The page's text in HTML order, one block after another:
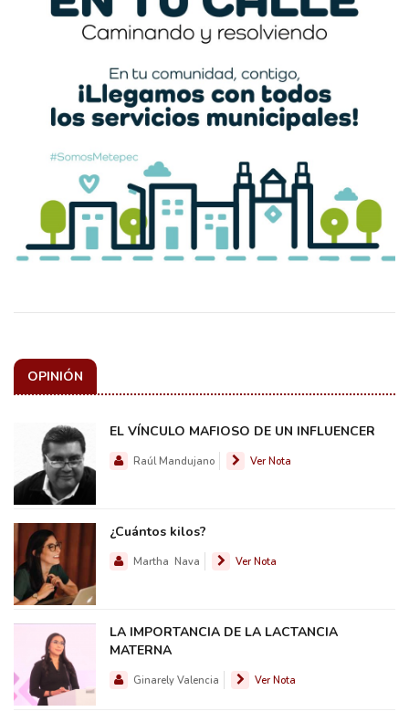
OPINIÓN
EL VÍNCULO MAFIOSO DE UN INFLUENCER
Raúl Mandujano Ver Nota
¿Cuántos kilos?
Martha Nava Ver Nota
LA IMPORTANCIA DE LA LACTANCIA
MATERNA
Ginarely Valencia Ver Nota